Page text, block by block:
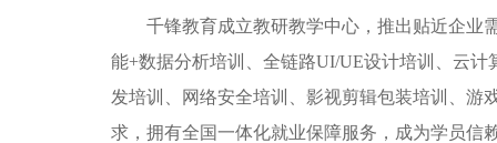
千锋教育成立教研教学中心，推出贴近企业
能+数据分析培训、全链路UI/UE设计培训、云
发培训、网络安全培训、影视剪辑包装培训、游
求，拥有全国一体化就业保障服务，成为学员信